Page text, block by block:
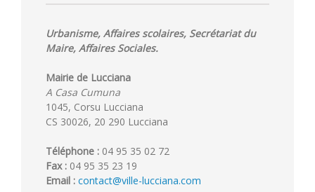
Urbanisme, Affaires scolaires, Secrétariat du
Maire, Affaires Sociales.
Mairie de Lucciana
A Casa Cumuna
1045, Corsu Lucciana
CS 30026, 20 290 Lucciana
Téléphone : 04 95 35 02 72
Fax : 04 95 35 23 19
Email : contact@ville-lucciana.com